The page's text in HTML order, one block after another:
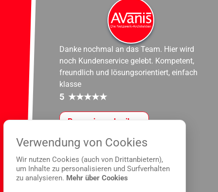
Danke nochmal an das Team. Hier wird
noch Kundenservice gelebt. Kompetent,
freundlich und lösungsorientiert, einfach
klasse
5 ★★★★★
Rezension schreiben
Verwendung von Cookies
Wir nutzen Cookies (auch von Drittanbietern),
um Inhalte zu personalisieren und Surfverhalten
zu analysieren. Mehr über Cookies